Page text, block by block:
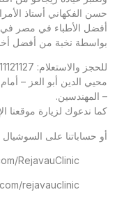
حسن الفكهاني أستاذ
أفضل الأطباء في مصر في
بواسطة نخبة من أفضل
– المهندسين.
كما ندعوك لزيارة موقعنا
أو حساباتنا على السوشيال
RejavauClinic/
rejavauclinic